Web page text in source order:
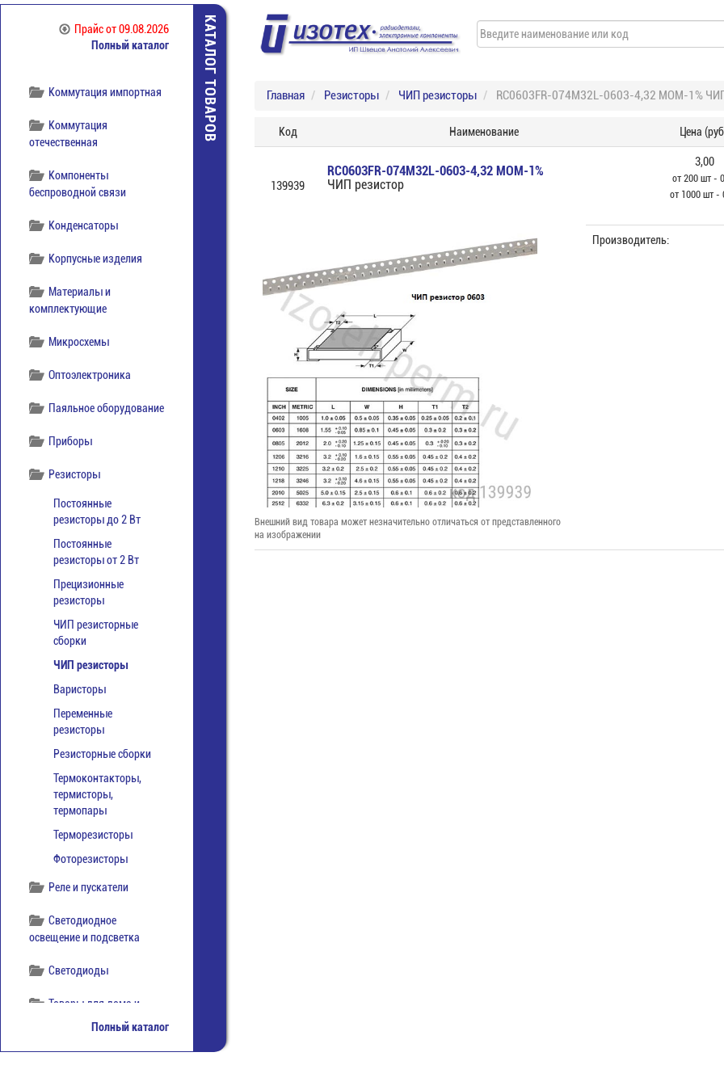
Прайсот 09.08.2026
Полный каталог
Кабельная продукция
Коммутация импортная
Коммутация
отечественная
Компоненты
беспроводной связи
Конденсаторы
Корпусные изделия
Материалы и
комплектующие
Микросхемы
Оптоэлектроника
Паяльное оборудование
Приборы
Резисторы
Постоянные
резисторы до 2 Вт
Постоянные
резисторы от 2 Вт
Прецизионные
резисторы
ЧИП резисторные
сборки
ЧИП резисторы
Варисторы
Переменные
резисторы
Резисторные сборки
Термоконтакторы,
термисторы,
термопары
Терморезисторы
Фоторезисторы
Реле и пускатели
Светодиодное
освещение и подсветка
Светодиоды
Товары для дома и
Транзисторы
Полный каталог
КАТАЛОГ ТОВАРОВ Главная Резисторы ЧИП резисторы RC0603FR-074M32L-0603-4,32 МОМ-1%
Код Наименование Цена
139939
RC0603FR-074M32L-0603-4,32 МОМ-1%
ЧИП резистор
3,00
от 200 шт -
от 1000 шт -
Внешний вид товара может незначительно отличаться от представленного
на изображении
Производитель: